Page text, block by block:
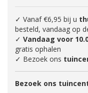
✓ Vanaf €6,95 bij u
besteld, vandaag op
✓ Vandaag voor
gratis ophalen
✓ Bezoek ons
Bezoek ons